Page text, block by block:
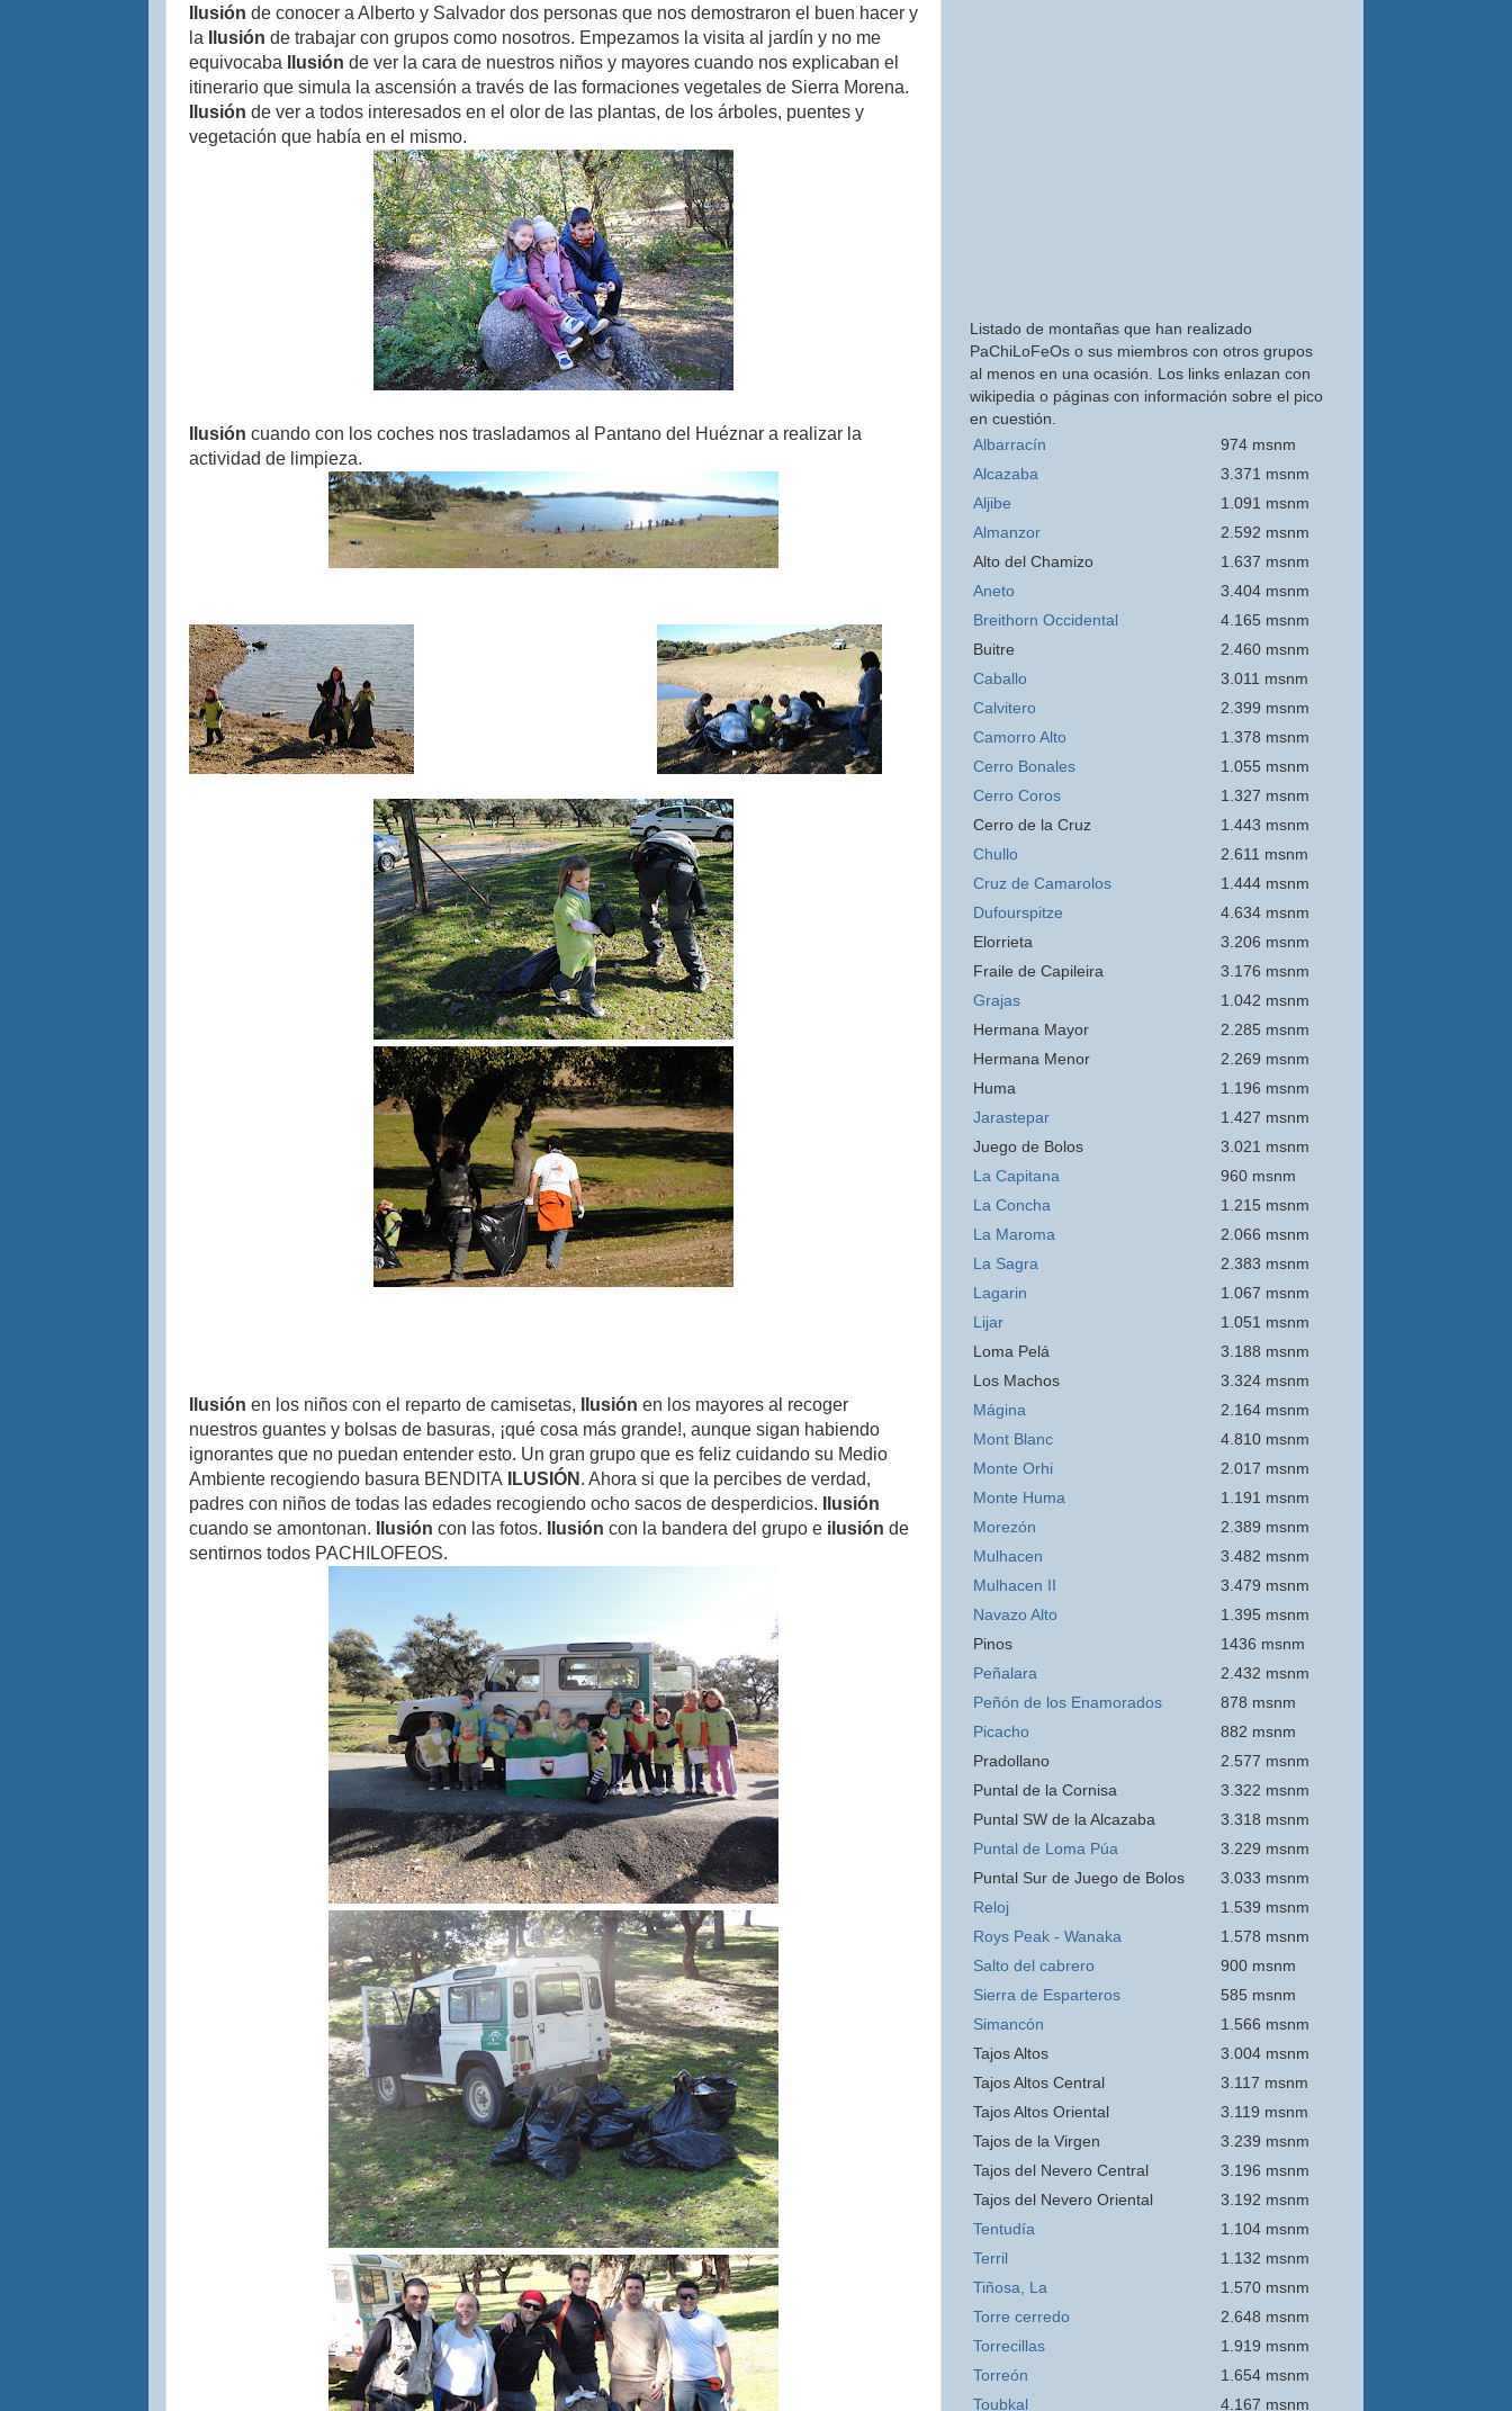
Ilusión de conocer a Alberto y Salvador dos personas que nos demostraron el buen hacer y
la
Ilusión de trabajar con grupos como nosotros. Empezamos la visita al jardín y no me
equivocaba
Ilusión de ver la cara de nuestros niños y mayores cuando nos explicaban el
itinerario que simula la ascensión a través de las formaciones vegetales de Sierra Morena.
Ilusión de ver a todos interesados en el olor de las plantas, de los árboles, puentes y
vegetación que había en el mismo.
Ilusión cuando con los coches nos trasladamos al Pantano del Huéznar a realizar la
actividad de limpieza.
Ilusión en los niños con el reparto de camisetas, Ilusión en los mayores al recoger
nuestros guantes y bolsas de basuras, ¡qué cosa más grande!, aunque sigan habiendo
ignorantes que no puedan entender esto. Un gran grupo que es feliz cuidando su Medio
Ambiente recogiendo basura BENDITA
ILUSIÓN . Ahora si que la percibes de verdad,
padres con niños de todas las edades recogiendo ocho sacos de desperdicios.
Ilusión
cuando se amontonan.
Ilusión con las fotos. Ilusión con la bandera del grupo e ilusión de
sentirnos todos PACHILOFEOS.
Listado de montañas que han realizado
PaChiLoFeOs o sus miembros con otros grupos
al menos en una ocasión. Los links enlazan con
wikipedia o páginas con información sobre el pico
en cuestión.
Albarracín
974 msnm
Alcazaba
3.371 msnm
Aljibe
1.091 msnm
Almanzor
2.592 msnm
Alto del Chamizo
1.637 msnm
Aneto
3.404 msnm
Breithorn Occidental
4.165 msnm
Buitre
2.460 msnm
Caballo
3.011 msnm
Calvitero
2.399 msnm
CamorroAlto
1.378 msnm
Cerro Bonales
1.055 msnm
Cerro Coros
1.327 msnm
Cerro de la Cruz
1.443 msnm
Chullo
2.611 msnm
Cruz de Camarolos
1.444 msnm
Dufourspitze
4.634 msnm
Elorrieta
3.206 msnm
Fraile de Capileira
3.176 msnm
Grajas
1.042 msnm
Hermana Mayor
2.285 msnm
Hermana Menor
2.269 msnm
Huma
1.196 msnm
Jarastepar
1.427 msnm
Juego de Bolos
3.021 msnm
La Capitana
960 msnm
La Concha
1.215 msnm
La Maroma
2.066 msnm
La Sagra
2.383 msnm
Lagarin
1.067 msnm
Lijar
1.051 msnm
Loma Pelá
3.188 msnm
Los Machos
3.324 msnm
Mágina
2.164 msnm
Mont Blanc
4.810 msnm
Monte Orhi
2.017 msnm
Monte Huma
1.191 msnm
Morezón
2.389 msnm
Mulhacen
3.482 msnm
Mulhacen II
3.479 msnm
Navazo Alto
1.395 msnm
Pinos
1436 msnm
Peñalara
2.432 msnm
Peñón de los Enamorados
878 msnm
Picacho
882 msnm
Pradollano
2.577 msnm
Puntal de la Cornisa
3.322 msnm
Puntal SW de la Alcazaba
3.318 msnm
Puntal de Loma Púa
3.229 msnm
Puntal Sur de Juego de Bolos
3.033 msnm
Reloj
1.539 msnm
Roys Peak - Wanaka
1.578 msnm
Salto del cabrero
900 msnm
Sierra de Esparteros
585 msnm
Simancón
1.566 msnm
Tajos Altos
3.004 msnm
Tajos Altos Central
3.117 msnm
Tajos Altos Oriental
3.119 msnm
Tajos de la Virgen
3.239 msnm
Tajos del Nevero Central
3.196 msnm
Tajos del Nevero Oriental
3.192 msnm
Tentudía
1.104 msnm
Terril
1.132 msnm
Tiñosa, La
1.570 msnm
Torre cerredo
2.648 msnm
Torrecillas
1.919 msnm
Torreón
1.654 msnm
Toubkal
4.167 msnm